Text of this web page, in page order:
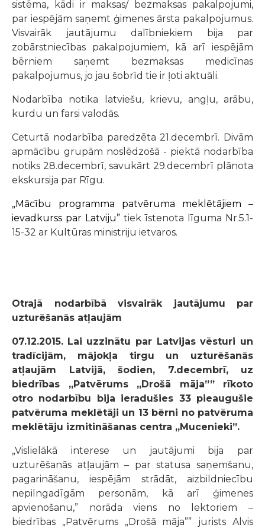
sistēma, kādi ir maksas/ bezmaksas pakalpojumi,
par iespējām saņemt ģimenes ārsta pakalpojumus.
Visvairāk jautājumu dalībniekiem bija par
zobārstniecības pakalpojumiem, kā arī iespējām
bērniem saņemt bezmaksas medicīnas
pakalpojumus, jo jau šobrīd tie ir ļoti aktuāli.
Nodarbība notika latviešu, krievu, angļu, arābu,
kurdu un farsi valodās.
Ceturtā nodarbība paredzēta 21.decembrī. Divām
apmācību grupām noslēdzošā - piektā nodarbība
notiks 28.decembrī, savukārt 29.decembrī plānota
ekskursija par Rīgu.
„Mācību programma patvēruma meklētājiem –
ievadkurss par Latviju” tiek īstenota līguma Nr.5.1-
15-32 ar Kultūras ministriju ietvaros.
Otrajā nodarbībā visvairāk jautājumu par
uzturēšanās atļaujām
07.12.2015. Lai uzzinātu par Latvijas vēsturi un
tradīcijām, mājokļa tirgu un uzturēšanās
atļaujām Latvijā, šodien, 7.decembrī, uz
biedrības „Patvērums „Drošā māja”” rīkoto
otro nodarbību bija ieradušies 33 pieaugušie
patvēruma meklētāji un 13 bērni no patvēruma
meklētāju izmitināšanas centra „Mucenieki”.
„Vislielākā interese un jautājumi bija par
uzturēšanās atļaujām – par statusa saņemšanu,
pagarināšanu, iespējām strādāt, aizbildniecību
nepilngadīgām personām, kā arī ģimenes
apvienošanu,” norāda viens no lektoriem –
biedrības „Patvērums „Drošā māja”” jurists Alvis